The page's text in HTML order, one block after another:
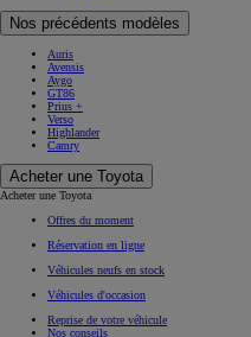
Nos précédents modèles
Auris
Avensis
Aygo
GT86
Prius +
Verso
Highlander
Camry
Acheter une Toyota
Acheter une Toyota
Offres du moment
Réservation en ligne
Véhicules neufs en stock
Véhicules d'occasion
Reprise de votre véhicule
Nos conseils